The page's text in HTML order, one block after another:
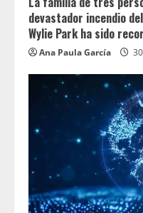
devastador incendio
Wylie Park ha sido
Ana Paula García